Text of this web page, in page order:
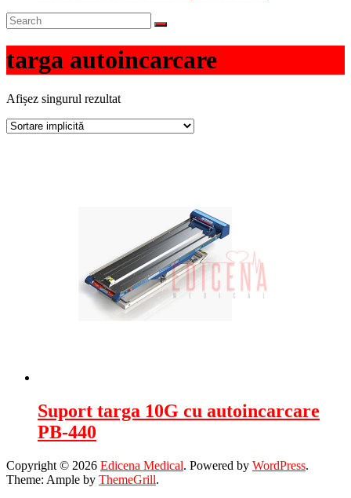
targa autoincarcare
Afișez singurul rezultat
Suport targa 10G cu autoincarcare
PB-440
Copyright © 2026 Edicena Medical. Powered by WordPress.
Theme: Ample by ThemeGrill.